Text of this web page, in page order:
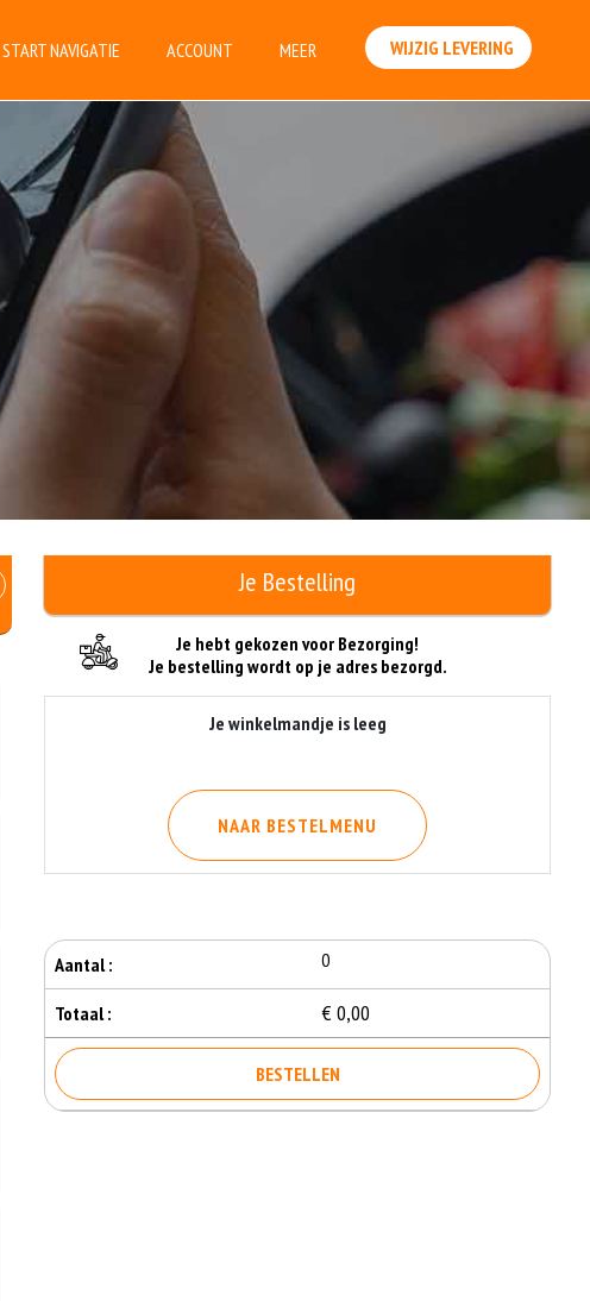
START NAVIGATIE ACCOUNT MEER WIJZIG LEVERING
Je hebt gekozen voor Bezorging!
Je bestelling wordt op je adres bezorgd.
Je winkelmandje is leeg
NAAR BESTELMENU
Aantal : 0
Totaal : € 0,00
BESTELLEN
Je Bestelling